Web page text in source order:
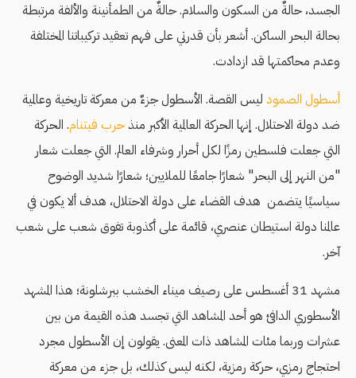
الجسد، حالةٌ من السكون والسلام. حالةٌ من الطمأنينة والألفة مرتبطة
بحالة البحر الساكن. أشعر بأن قدرتي على فهم تعقيد تركيباتنا المختلفة
وعدم محاكمتها قد ازدادت.
أسطول الصمود ليس القصة. الأسطول جزءٌ من معركة تاريخية وعالمية
ضد دولة الاحتلال. إنها الحركة العالمية الأكبر منذحرب فيتنام. الحركة
التي جعلت فلسطين رمزًا لكل أحرار وشرفاء العالم. التي جعلت شعار
"من النهر إلى البحر" شعارًا جامعًا للملايين؛ شعارًا شديد الوضوح
سياسيًا يتضمن هدف القضاء على دولة الاحتلال، هدف ألا يكون في
عالمنا دولة استيطان عنصري، قائمة على أكذوبة تفوق شعب على شعب
آخر.
مشهد 31 أغسطس على رصيف ميناء الخشب ببرشلونة؛ هذا المشهد
الأسطوري الدافئ هو أحد المشاهد التي تجسد هذه القيمة من بين
عشرات وربما مئات المشاهد ذات المعنى. يقولون إن الأسطول مجرد
احتجاج رمزي، حركة رمزية، لكنه ليس كذلك، بل جزء من معركة